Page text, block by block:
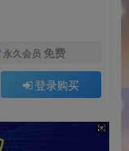
永久会员 免费
登录购买